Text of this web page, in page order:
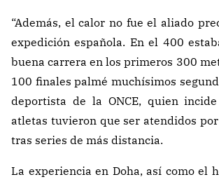
“Además, el calor no fue el aliado
expedición española. En el 400
buena carrera en los primeros 300
100 finales palmé muchísimos
deportista de la ONCE, quien
atletas tuvieron que ser atendidos
tras series de más distancia.
La experiencia en Doha, así como el